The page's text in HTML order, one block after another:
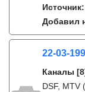
Источник:
Добавил
22-03-
Каналы
DSF, MTV